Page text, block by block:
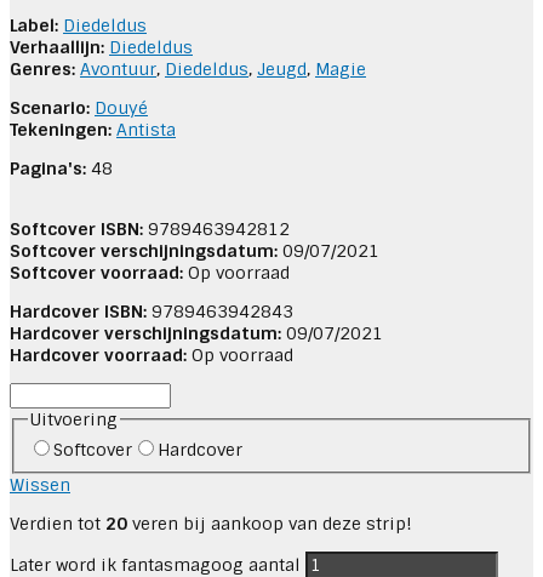
Label: Diedeldus
Verhaallijn: Diedeldus
Genres: Avontuur, Diedeldus, Jeugd, Magie
Scenario: Douyé
Tekeningen: Antista
Pagina's: 48
Softcover ISBN: 9789463942812
Softcover verschijningsdatum: 09/07/2021
Softcover voorraad: Op voorraad
Hardcover ISBN: 9789463942843
Hardcover verschijningsdatum: 09/07/2021
Hardcover voorraad: Op voorraad
Uitvoering
Softcover
Hardcover
Wissen
Verdien tot 20 veren bij aankoop van deze strip!
Later word ik fantasmagoog aantal